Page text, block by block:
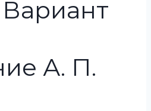
Вариант
А. П.